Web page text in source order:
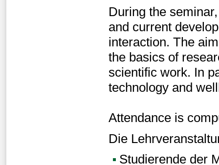
During the
and current
interaction. The
the basics of
scientific work. In
technology and
Attendance is
Die
Studierende der